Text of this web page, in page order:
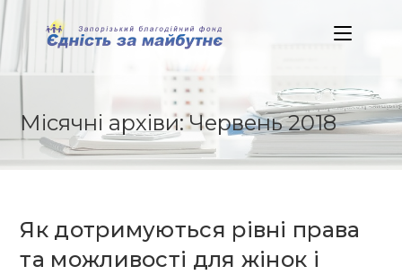
Skip
to
content
Місячні архіви: Червень 2018
Як дотримуються рівні права
та можливості для жінок і